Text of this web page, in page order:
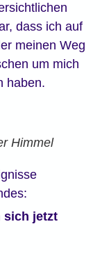
dass ich auf
meinen Weg
um mich
haben.
Himmel
sich jetzt